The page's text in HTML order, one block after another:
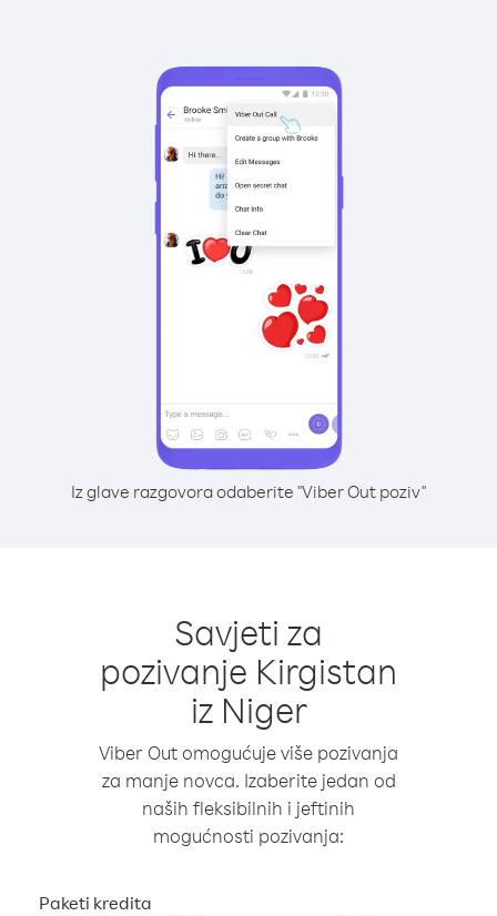
Iz glave razgovora odaberite "Viber Out poziv"
Savjeti za
pozivanje Kirgistan
iz Niger
Viber Out omogućuje više pozivanja
za manje novca. Izaberite jedan od
naših fleksibilnih i jeftinih
mogućnosti pozivanja:
Paketi kredita